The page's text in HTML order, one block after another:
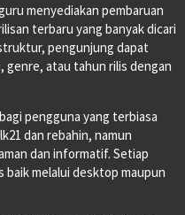
menyediakan pembaruan
terbaru yang banyak dicari
pengunjung dapat
genre, atau tahun rilis dengan
pengguna yang terbiasa
dan rebahin, namun
dan informatif. Setiap
baik melalui desktop maupun